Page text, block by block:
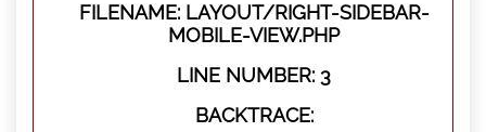
FILENAME: LAYOUT/RIGHT-SIDEBAR-
MOBILE-VIEW.PHP
LINE NUMBER: 3
BACKTRACE: